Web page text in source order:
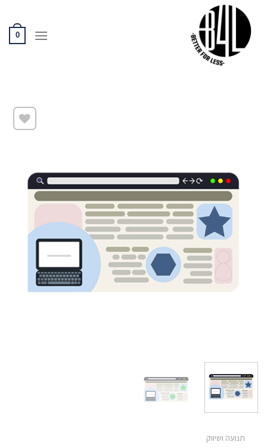
content
0
תנועה ושיווק